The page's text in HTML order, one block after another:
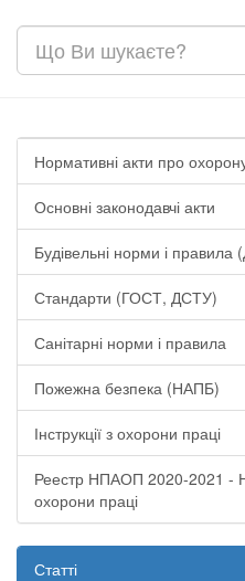
Нормативні акти про
Основні законодавчі акти
Будівельні норми і
Стандарти (ГОСТ, ДСТУ)
Санітарні норми і правила
Пожежна безпека (НАПБ)
Інструкції з охорони праці
Реестр НПАОП 2020-2021 -
охорони праці
Статті